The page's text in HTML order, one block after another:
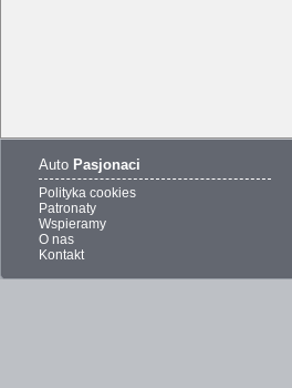
Auto Pasjonaci
Polityka cookies
Patronaty
Wspieramy
O nas
Kontakt